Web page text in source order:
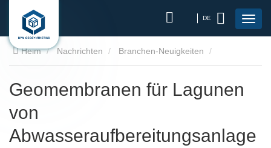
DE
Heim Nachrichten Branchen-Neuigkeiten
Abwasseraufbereitungsanlagen | Ingenieurhandbuch
Geomembranen für Lagunen
von
Abwasseraufbereitungsanlage